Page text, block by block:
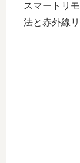
スマートリ
法と赤外線